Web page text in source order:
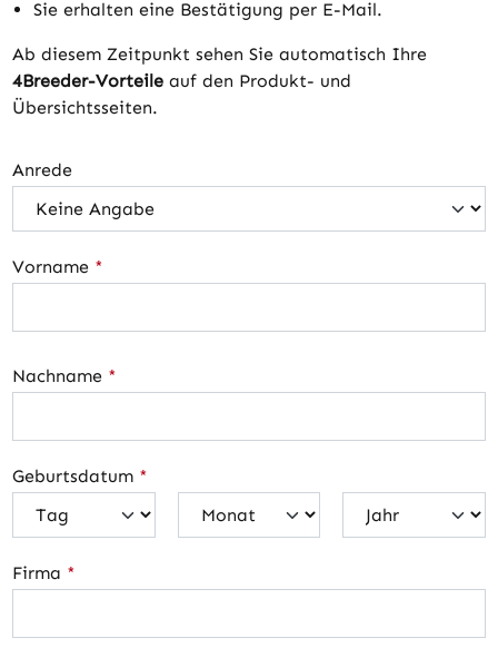
Sie erhalten eine Bestätigung per E-Mail.
Ab diesem Zeitpunkt sehen Sie automatisch Ihre
4Breeder-Vorteile auf den Produkt- und
Übersichtsseiten.
Anrede
Vorname *
Nachname *
Geburtsdatum *
Firma *